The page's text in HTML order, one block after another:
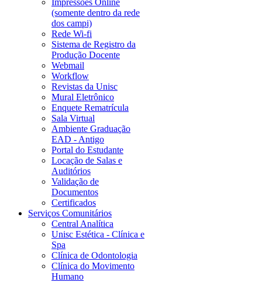
Impressões Online
(somente dentro da rede
dos campi)
Rede Wi-fi
Sistema de Registro da
Produção Docente
Webmail
Workflow
Revistas da Unisc
Mural Eletrônico
Enquete Rematrícula
Sala Virtual
Ambiente Graduação
EAD - Antigo
Portal do Estudante
Locação de Salas e
Auditórios
Validação de
Documentos
Certificados
Serviços Comunitários
Central Analítica
Unisc Estética - Clínica e
Spa
Clínica de Odontologia
Clínica do Movimento
Humano